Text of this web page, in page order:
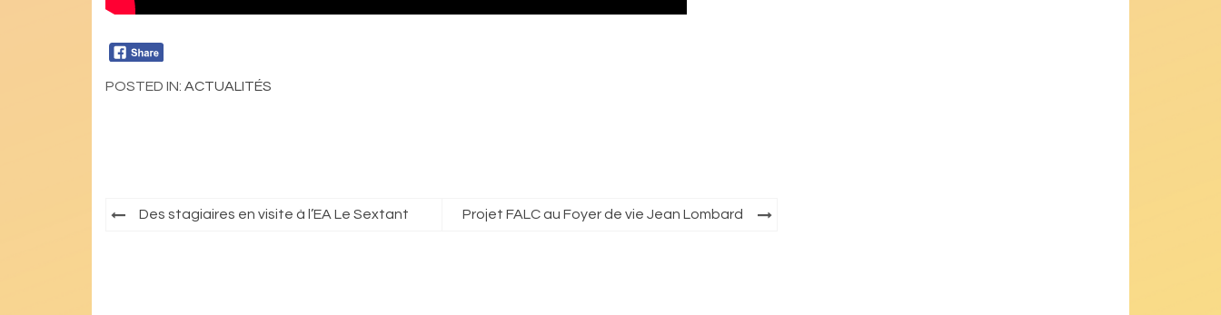
POSTED IN: ACTUALITÉS
Navigation
Des stagiaires en visite à l’EA Le Sextant Projet FALC au Foyer de vie Jean Lombard